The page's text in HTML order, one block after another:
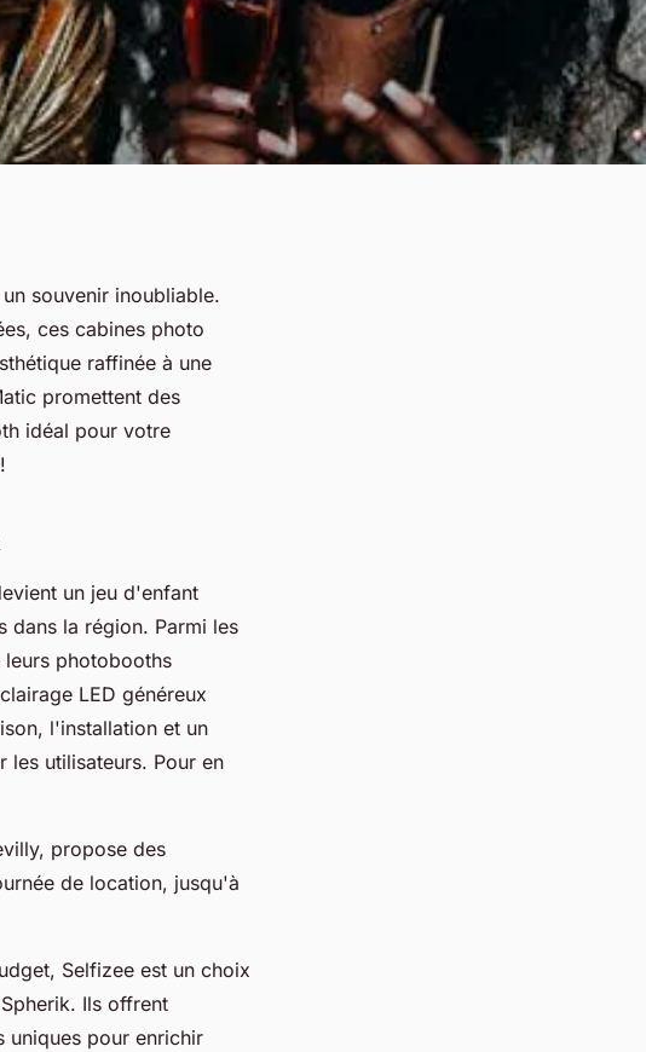
souvenir inoubliable.
ces cabines photo
raffinée à une
promettent des
idéal pour votre
un jeu d'enfant
dans la région. Parmi les
leurs photobooths
LED généreux
l'installation et un
les utilisateurs. Pour en
propose des
de location, jusqu'à
Selfizee est un choix
Ils offrent
uniques pour enrichir